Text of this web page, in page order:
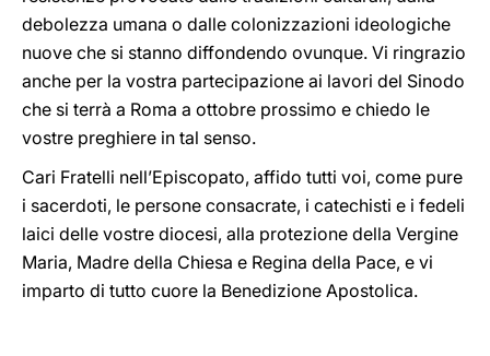
debolezza umana o dalle colonizzazioni ideologiche
nuove che si stanno diffondendo ovunque. Vi ringrazio
anche per la vostra partecipazione ai lavori del Sinodo
che si terrà a Roma a ottobre prossimo e chiedo le
vostre preghiere in tal senso.
Cari Fratelli nell’Episcopato, affido tutti voi, come pure
i sacerdoti, le persone consacrate, i catechisti e i fedeli
laici delle vostre diocesi, alla protezione della Vergine
Maria, Madre della Chiesa e Regina della Pace, e vi
imparto di tutto cuore la Benedizione Apostolica.